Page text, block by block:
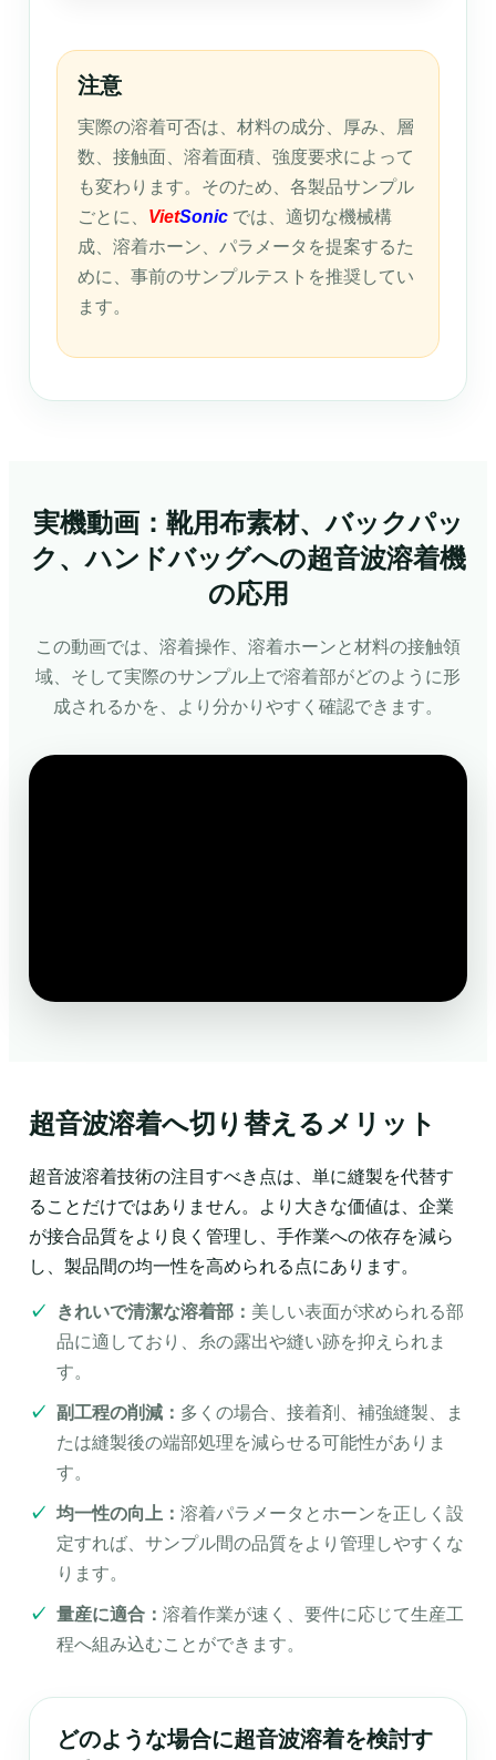
注意
実際の溶着可否は、材料の成分、厚み、層
数、接触面、溶着面積、強度要求によって
も変わります。そのため、各製品サンプル
ごとに、 VietSonic では、適切な機械構
成、溶着ホーン、パラメータを提案するた
めに、事前のサンプルテストを推奨してい
ます。
実機動画：靴用布素材、バックパッ
ク、ハンドバッグへの超音波溶着機
の応用
この動画では、溶着操作、溶着ホーンと材料の接触領
域、そして実際のサンプル上で溶着部がどのように形
成されるかを、より分かりやすく確認できます。
超音波溶着へ切り替えるメリット
超音波溶着技術の注目すべき点は、単に縫製を代替す
ることだけではありません。より大きな価値は、企業
が接合品質をより良く管理し、手作業への依存を減ら
し、製品間の均一性を高められる点にあります。
きれいで清潔な溶着部： 美しい表面が求められる部
品に適しており、糸の露出や縫い跡を抑えられま
す。
副工程の削減： 多くの場合、接着剤、補強縫製、ま
たは縫製後の端部処理を減らせる可能性がありま
す。
均一性の向上： 溶着パラメータとホーンを正しく設
定すれば、サンプル間の品質をより管理しやすくな
ります。
量産に適合： 溶着作業が速く、要件に応じて生産工
程へ組み込むことができます。
どのような場合に超音波溶着を検討す